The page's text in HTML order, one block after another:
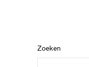
Zoeken